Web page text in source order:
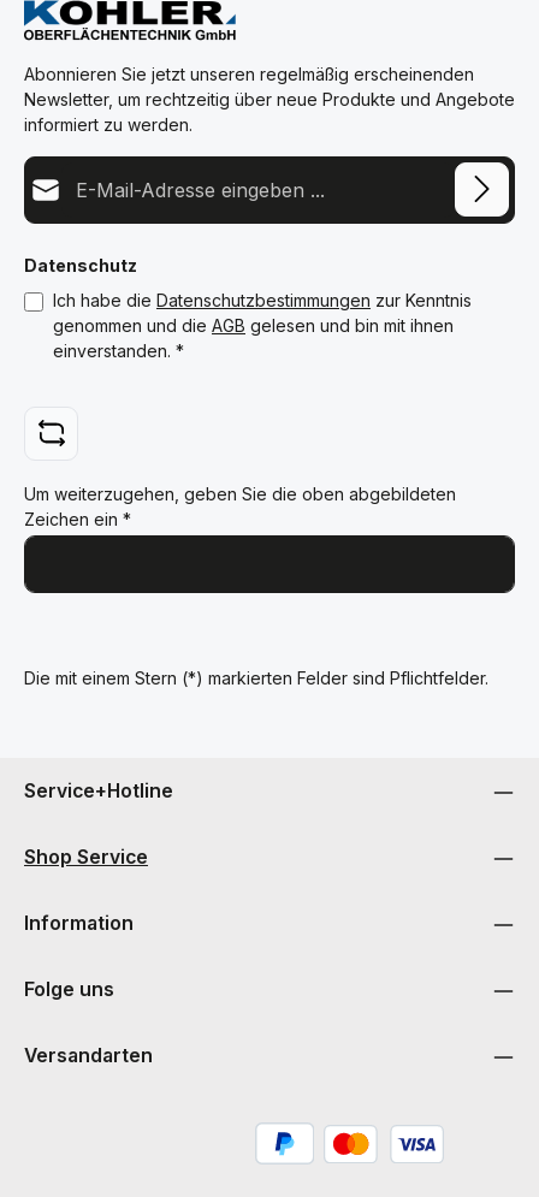
Abonnieren Sie jetzt unseren regelmäßig erscheinenden
Newsletter, um rechtzeitig über neue Produkte und Angebote
informiert zu werden.
E-Mail-Adresse*
Datenschutz
Ich habe die Datenschutzbestimmungen zur Kenntnis
genommen und die AGB gelesen und bin mit ihnen
einverstanden. *
Um weiterzugehen, geben Sie die oben abgebildeten
Zeichen ein *
Die mit einem Stern (*) markierten Felder sind Pflichtfelder.
Service+Hotline
Shop Service
Information
Folge uns
Versandarten